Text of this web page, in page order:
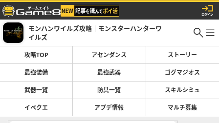
モンハンワイルズ攻略｜モンスターハンターワ
イルズ
攻略TOP アセンダンス ストーリー
最強装備 最強武器 ゴグマジオス
武器一覧 防具一覧 スキルシミュ
イベクエ アプデ情報 マルチ募集